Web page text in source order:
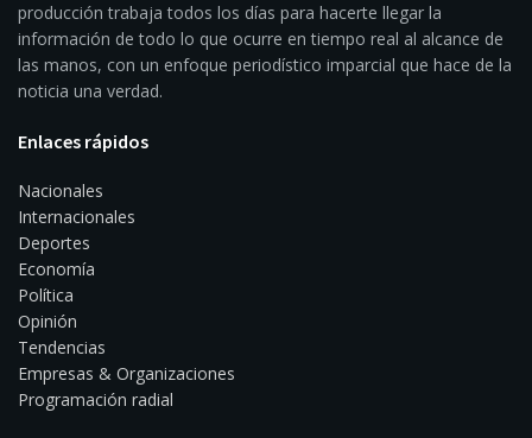
producción trabaja todos los días para hacerte llegar la
información de todo lo que ocurre en tiempo real al alcance de
las manos, con un enfoque periodístico imparcial que hace de la
noticia una verdad.
Enlaces rápidos
Nacionales
Internacionales
Deportes
Economía
Política
Opinión
Tendencias
Empresas & Organizaciones
Programación radial